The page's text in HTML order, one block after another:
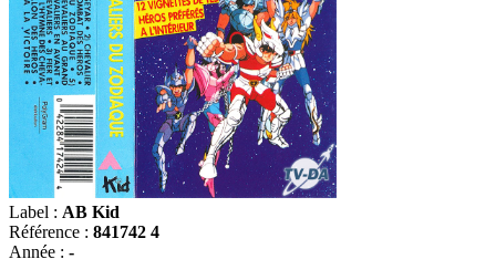
Label : AB Kid
Référence : 841742 4
Année : -